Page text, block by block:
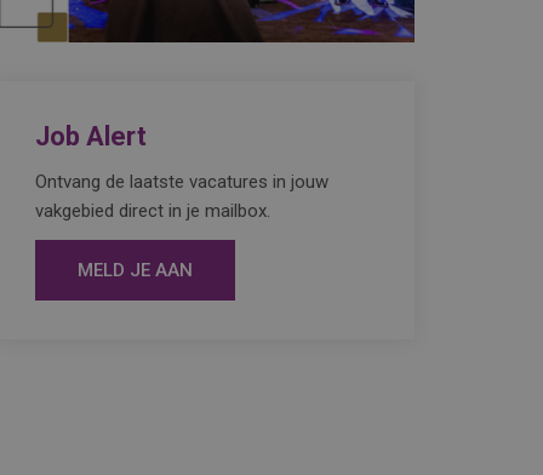
Job Alert
Ontvang de laatste vacatures in jouw
vakgebied direct in je mailbox.
MELD JE AAN